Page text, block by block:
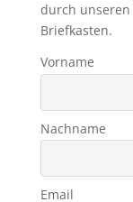
durch
Briefkasten.
Vorname
Nachname
Email